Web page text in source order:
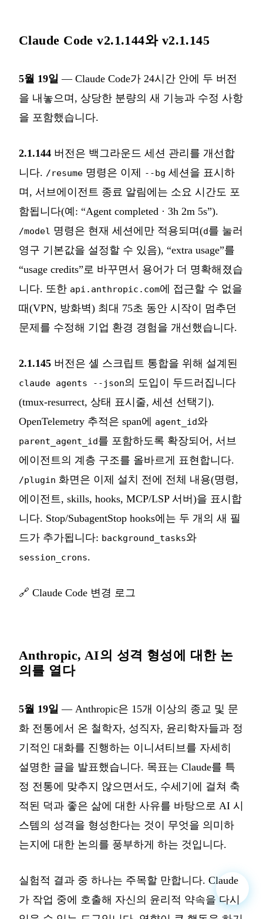
Claude Code v2.1.144와 v2.1.145
5월 19일 — Claude Code가 24시간 안에 두 버전
을 내놓으며, 상당한 분량의 새 기능과 수정 사항
을 포함했습니다.
2.1.144 버전은 백그라운드 세션 관리를 개선합
니다. /resume 명령은 이제 --bg 세션을 표시하
며, 서브에이전트 종료 알림에는 소요 시간도 포
함됩니다(예: “Agent completed · 3h 2m 5s”).
/model 명령은 현재 세션에만 적용되며(d를 눌러
영구 기본값을 설정할 수 있음), “extra usage”를
“usage credits”로 바꾸면서 용어가 더 명확해졌습
니다. 또한 api.anthropic.com에 접근할 수 없을
때(VPN, 방화벽) 최대 75초 동안 시작이 멈추던
문제를 수정해 기업 환경 경험을 개선했습니다.
2.1.145 버전은 셸 스크립트 통합을 위해 설계된
claude agents --json의 도입이 두드러집니다
(tmux-resurrect, 상태 표시줄, 세션 선택기).
OpenTelemetry 추적은 span에 agent_id와
parent_agent_id를 포함하도록 확장되어, 서브
에이전트의 계층 구조를 올바르게 표현합니다.
/plugin 화면은 이제 설치 전에 전체 내용(명령,
에이전트, skills, hooks, MCP/LSP 서버)을 표시합
니다. Stop/SubagentStop hooks에는 두 개의 새 필
드가 추가됩니다: background_tasks와
session_crons.
🔗 Claude Code 변경 로그
Anthropic, AI의 성격 형성에 대한 논
의를 열다
5월 19일 — Anthropic은 15개 이상의 종교 및 문
화 전통에서 온 철학자, 성직자, 윤리학자들과 정
기적인 대화를 진행하는 이니셔티브를 자세히
설명한 글을 발표했습니다. 목표는 Claude를 특
정 전통에 맞추지 않으면서도, 수세기에 걸쳐 축
적된 덕과 좋은 삶에 대한 사유를 바탕으로 AI 시
스템의 성격을 형성한다는 것이 무엇을 의미하
는지에 대한 논의를 풍부하게 하는 것입니다.
실험적 결과 중 하나는 주목할 만합니다. Claude
가 작업 중에 호출해 자신의 윤리적 약속을 다시